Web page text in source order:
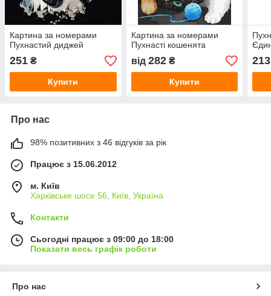
Картина за номерами
Пухнастий диджей
251 ₴
Купити
Картина за номерами
Пухнасті кошенята
від 282₴
Купити
213
Про нас
98% позитивних з 46 відгуків за рік
Працює з 15.06.2012
м. Київ
Харківське шосе 56, Київ, Україна
Контакти
Сьогодні працює з 09:00 до 18:00
Показати весь графік роботи
Про нас